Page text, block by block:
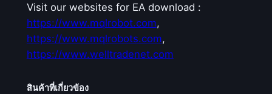
Visit our websites for EA download :
https://www.mqlrobot.com,
https://www.mqlrobots.com,
https://www.welltradenet.com
สินค้าที่เกี่ยวข้อง